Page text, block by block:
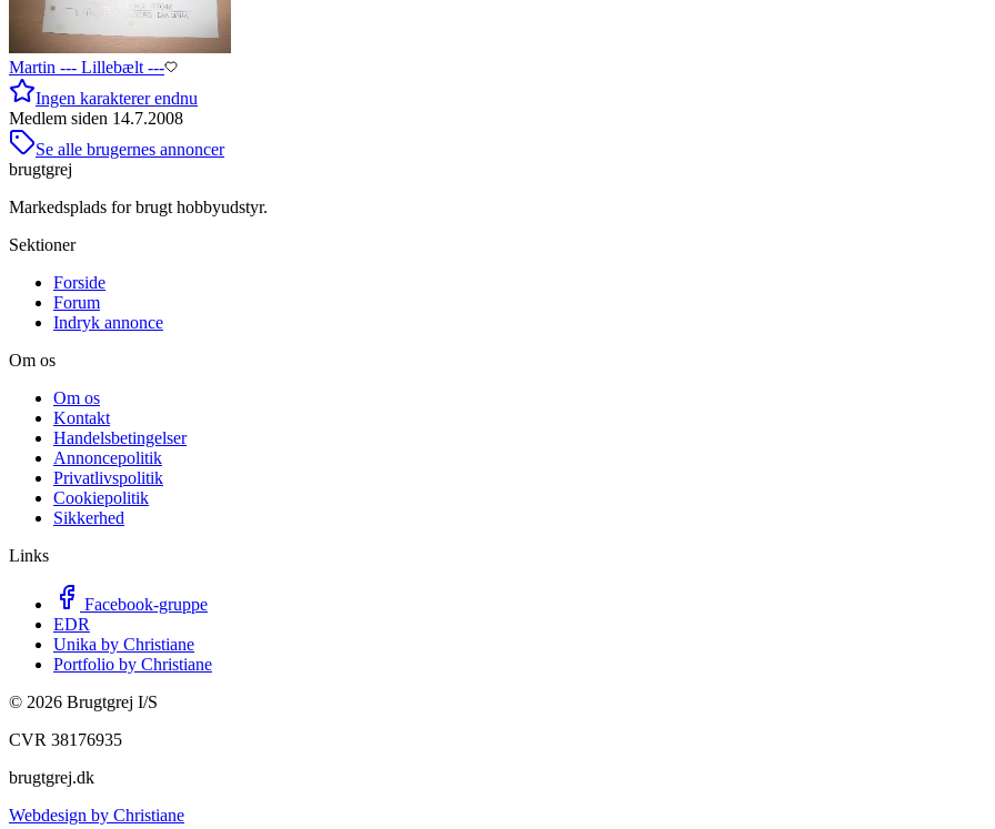
Martin --- Lillebælt ---
Ingen karakterer endnu
Medlem siden 14.7.2008
Se alle brugernes annoncer
brugtgrej
Markedsplads for brugt hobbyudstyr.
Sektioner
Forside
Forum
Indryk annonce
Om os
Om os
Kontakt
Handelsbetingelser
Annoncepolitik
Privatlivspolitik
Cookiepolitik
Sikkerhed
Links
Facebook-gruppe
EDR
Unika by Christiane
Portfolio by Christiane
© 2026 Brugtgrej I/S
CVR 38176935
brugtgrej.dk
Webdesign by Christiane